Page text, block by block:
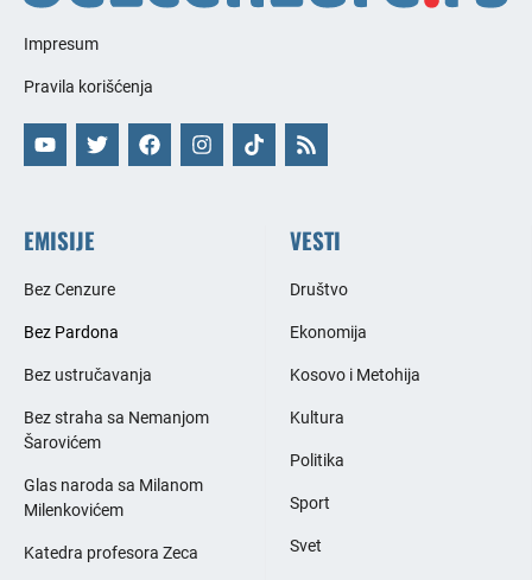
Impresum
Pravila korišćenja
EMISIJE
Bez Cenzure
Bez Pardona
Bez ustručavanja
Bez straha sa Nemanjom
Šarovićem
Glas naroda sa Milanom
Milenkovićem
Katedra profesora Zeca
VESTI
Društvo
Ekonomija
Kosovo i Metohija
Kultura
Politika
Sport
Svet